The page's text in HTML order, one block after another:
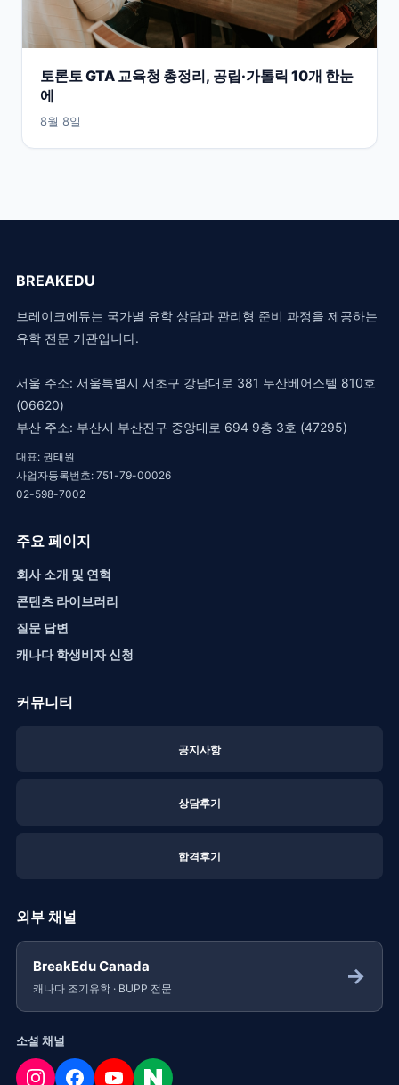
토론토 GTA 교육청 총정리, 공립·가톨릭 10개 한눈
에
8월 8일
BREAKEDU
브레이크에듀는 국가별 유학 상담과 관리형 준비 과정을 제공하는
유학 전문 기관입니다.
서울 주소: 서울특별시 서초구 강남대로 381 두산베어스텔 810호
(06620)
부산 주소: 부산시 부산진구 중앙대로 694 9층 3호 (47295)
대표: 권태원
사업자등록번호: 751-79-00026
02-598-7002
주요 페이지
회사 소개 및 연혁
콘텐츠 라이브러리
질문 답변
캐나다 학생비자 신청
커뮤니티
공지사항
상담후기
합격후기
외부 채널
BreakEdu Canada
캐나다 조기유학 · BUPP 전문 →
소셜 채널